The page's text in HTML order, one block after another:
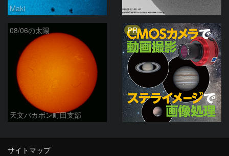
Maki ta-o
08/06の太陽
天文バカボン町田支部
PR
サイトマップ